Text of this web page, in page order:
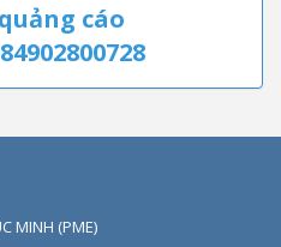
cáo
MINH (PME)